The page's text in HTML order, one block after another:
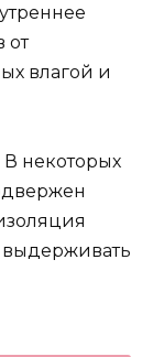
от
влагой и
некоторых
выдерживать